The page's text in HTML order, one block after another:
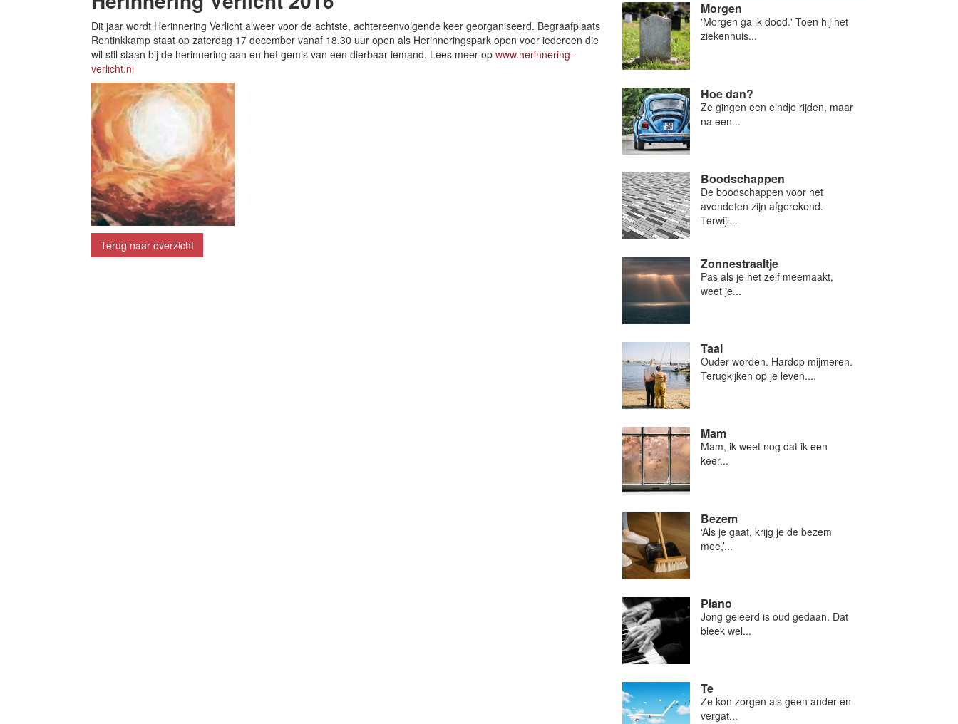
Dit jaar wordt Herinnering Verlicht alweer voor de achtste, achtereenvolgende keer georganiseerd. Begraafplaats
Rentinkkamp staat op zaterdag 17 december vanaf 18.30 uur open als Herinneringspark open voor iedereen die
wil stil staan bij de herinnering aan en het gemis van een dierbaar iemand. Lees meer op www.herinnering-
verlicht.nl
Terug naar overzicht
Morgen
'Morgen ga ik dood.' Toen hij het
ziekenhuis...
Hoe dan?
Ze gingen een eindje rijden, maar
na een...
Boodschappen
De boodschappen voor het
avondeten zijn afgerekend.
Terwijl...
Zonnestraaltje
Pas als je het zelf meemaakt,
weet je...
Taal
Ouder worden. Hardop mijmeren.
Terugkijken op je leven....
Mam
Mam, ik weet nog dat ik een
keer...
Bezem
‘Als je gaat, krijg je de bezem
mee,’...
Piano
Jong geleerd is oud gedaan. Dat
bleek wel...
Te
Ze kon zorgen als geen ander en
vergat...